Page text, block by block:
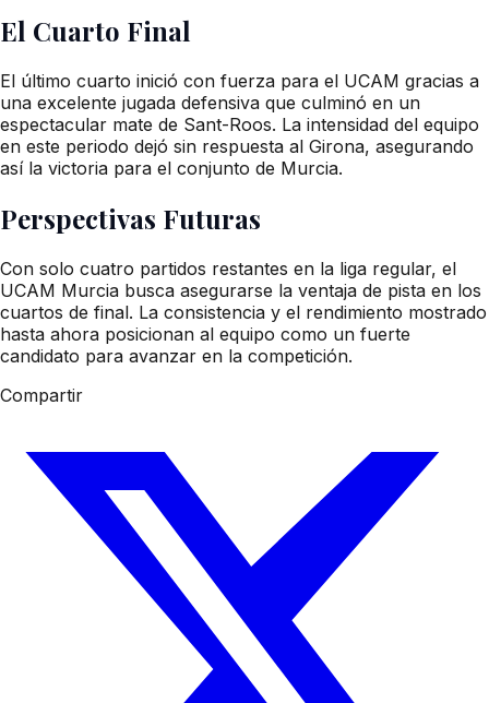
El Cuarto Final
El último cuarto inició con fuerza para el UCAM gracias a
una excelente jugada defensiva que culminó en un
espectacular mate de Sant-Roos. La intensidad del equipo
en este periodo dejó sin respuesta al Girona, asegurando
así la victoria para el conjunto de Murcia.
Perspectivas Futuras
Con solo cuatro partidos restantes en la liga regular, el
UCAM Murcia busca asegurarse la ventaja de pista en los
cuartos de final. La consistencia y el rendimiento mostrado
hasta ahora posicionan al equipo como un fuerte
candidato para avanzar en la competición.
Compartir